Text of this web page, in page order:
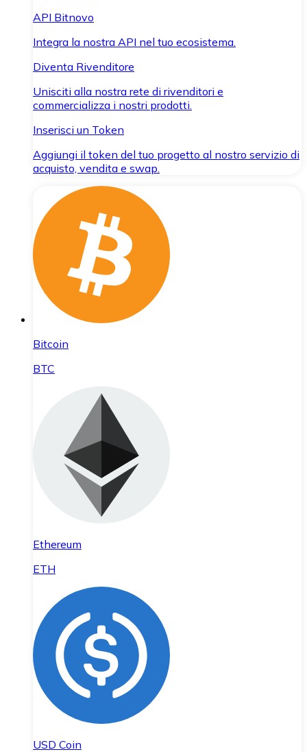
API Bitnovo
Integra la nostra API nel tuo ecosistema.
Diventa Rivenditore
Unisciti alla nostra rete di rivenditori e
commercializza i nostri prodotti.
Inserisci un Token
Aggiungi il token del tuo progetto al nostro servizio di
acquisto, vendita e swap.
Bitcoin
BTC
Ethereum
ETH
USD Coin